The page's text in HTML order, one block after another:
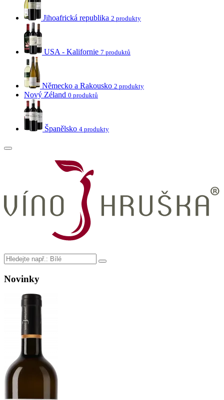
Jihoafrická republika 2 produkty
USA - Kalifornie 7 produktů
Německo a Rakousko 2 produkty
Nový Zéland 0 produktů
Španělsko 4 produkty
Novinky